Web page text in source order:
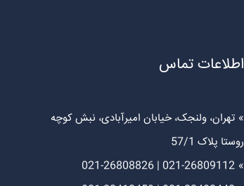
اطلاعات تماس
تهران، ولنجک، خیابان امیرآبادی، نبش کوچه
روستا پلاک 57/1
021-26809112
|
021-26808826